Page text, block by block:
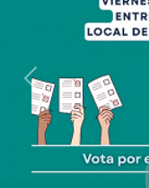
Previous